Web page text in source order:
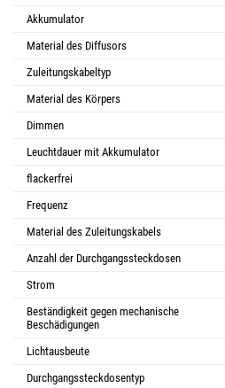
Akkumulator
Material des Diffusors
Zuleitungskabeltyp
Material des Körpers
Dimmen
Leuchtdauer mit Akkumulator
flackerfrei
Frequenz
Material des Zuleitungskabels
Anzahl der Durchgangssteckdosen
Strom
Beständigkeit gegen mechanische
Beschädigungen
Lichtausbeute
Durchgangssteckdosentyp